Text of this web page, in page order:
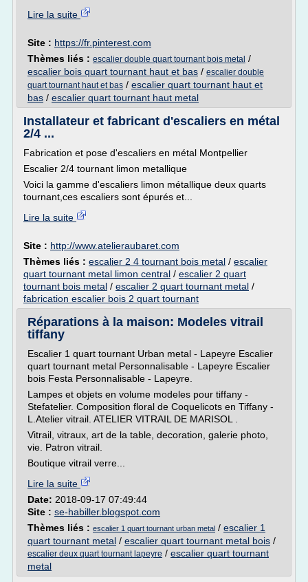
Lire la suite
Site : https://fr.pinterest.com
Thèmes liés : escalier double quart tournant bois metal /
escalier bois quart tournant haut et bas / escalier double
quart tournant haut et bas / escalier quart tournant haut et
bas / escalier quart tournant haut metal
Installateur et fabricant d'escaliers en métal
2/4 ...
Fabrication et pose d'escaliers en métal Montpellier
Escalier 2/4 tournant limon metallique
Voici la gamme d'escaliers limon métallique deux quarts
tournant,ces escaliers sont épurés et...
Lire la suite
Site : http://www.atelieraubaret.com
Thèmes liés : escalier 2 4 tournant bois metal / escalier
quart tournant metal limon central / escalier 2 quart
tournant bois metal / escalier 2 quart tournant metal /
fabrication escalier bois 2 quart tournant
Réparations à la maison: Modeles vitrail
tiffany
Escalier 1 quart tournant Urban metal - Lapeyre Escalier
quart tournant metal Personnalisable - Lapeyre Escalier
bois Festa Personnalisable - Lapeyre.
Lampes et objets en volume modeles pour tiffany -
Stefatelier. Composition floral de Coquelicots en Tiffany -
L.Atelier vitrail. ATELIER VITRAIL DE MARISOL .
Vitrail, vitraux, art de la table, decoration, galerie photo,
vie. Patron vitrail.
Boutique vitrail verre...
Lire la suite
Date: 2018-09-17 07:49:44
Site : se-habiller.blogspot.com
Thèmes liés : escalier 1 quart tournant urban metal / escalier 1
quart tournant metal / escalier quart tournant metal bois /
escalier deux quart tournant lapeyre / escalier quart tournant
metal